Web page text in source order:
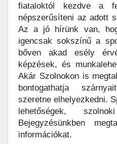
fiataloktól kezdve a
népszerűsíteni az adott
Az a jó hírünk van,
igencsak sokszínű a
bőven akad esély
képzések, és
Akár Szolnokon is
bontogathatja
szeretne elhelyezkedni.
lehetőségek,
Bejegyzésünkben
információkat.